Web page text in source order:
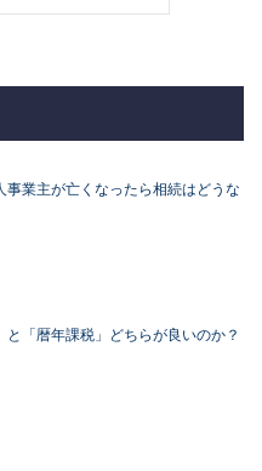
事業主が亡くなったら相続はどうな
と「暦年課税」どちらが良いのか？